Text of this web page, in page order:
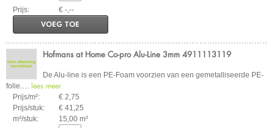
Prijs:
€ -,--
VOEG TOE
Hofmans at Home Co-pro Alu-Line 3mm 4911113119
De Alu-line is een PE-Foam voorzien van een gemetalliseerde PE-
folie.… lees meer
Prijs/m²:
€ 2,75
Prijs/stuk:
€ 41,25
m²/stuk:
15,00 m²